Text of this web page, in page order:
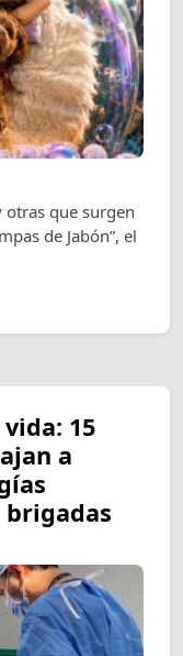
otras que surgen
de Jabón”, el
15
a